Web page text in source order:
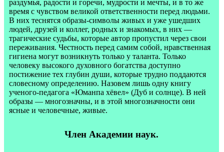
раздумья, радости и горечи, мудрости и мечты, и в то же
время с чувством великой ответственности перед людьми.
В них теснятся образы-символы живых и уже ушедших
людей, друзей и коллег, родных и знакомых, в них —
трагические судьбы, которые автор пропустил через свои
переживания. Честность перед самим собой, нравственная
гигиена могут возникнуть только у таланта. Только
человеку высокого духовного богатства доступно
постижение тех глубин души, которые трудно поддаются
словесному определению. Назовем лишь одну книгу
ученого-педагога «Юманпа хёвел» (Дуб и солнце). В ней
образы — многозначны, и в этой многозначности они
ясные и человечные, живые.
Член Академии наук.